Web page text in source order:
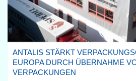
ANTALIS STÄRKT
EUROPA DURCH ÜBERNAHME
VERPACKUNGEN